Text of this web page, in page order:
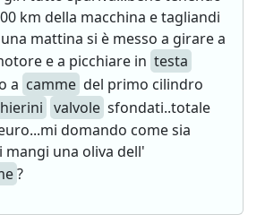
km della macchina e tagliandi
mattina si è messo a girare a
e a picchiare in testa
a camme del primo cilindro
valvole sfondati..totale
domando come sia
mangi una oliva dell'
?